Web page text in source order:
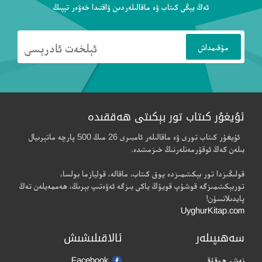
ئەڭ يېڭى كىتاب ۋە ماقالىلەردىن ۋاقتىدا خەۋەر تېپىڭ
ئۇيغۇر كىتاب تور بېكىتى ھەققىدە
ئۇيغۇر كىتاب تورى ۋە ماقالىلەر ئامبىرى 26 مىڭ 500 پارچە ماتېرىيال
بىلەن كەڭ ئوقۇرمەنلەرنىڭ خىزمىتىدە.
قولىڭىزدا تور بېكىتىمىزدە يوق كىتاب، ماقالە، قوليازما بولسا،
توربېكىتىمىزگە قوشۇپ قويۇڭ ياكى بىزگە ئەۋەتىپ بېرىڭ، ھەممەيلەن تەڭ
پايدىلانسۇن!
UyghurKitap.com
سەھىپىلەر
نەشر ھوقۇقى
ئالاقىلىشىش
Facebook